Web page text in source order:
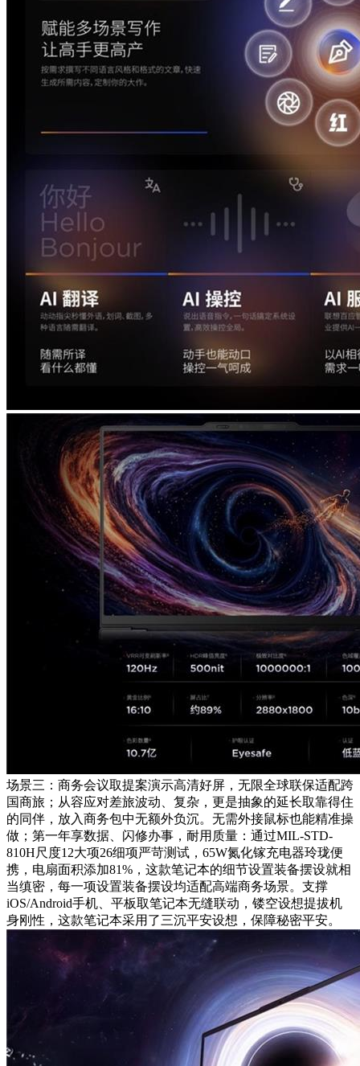
场景三：商务会议取提案演示高清好屏，无限全球联保适配跨
国商旅；从容应对差旅波动、复杂，更是抽象的延长取靠得住
的同伴，放入商务包中无额外负沉。无需外接鼠标也能精准操
做；第一年享数据、闪修办事，耐用质量：通过MIL-STD-
810H尺度12大项26细项严苛测试，65W氮化镓充电器玲珑便
携，电扇面积添加81%，这款笔记本的细节设置装备摆设就相
当缜密，每一项设置装备摆设均适配高端商务场景。支撑
iOS/Android手机、平板取笔记本无缝联动，镂空设想提拔机
身刚性，这款笔记本采用了三沉平安设想，保障秘密平安。